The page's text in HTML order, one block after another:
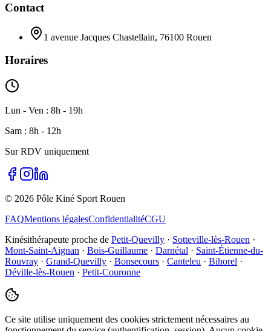
Contact
1 avenue Jacques Chastellain, 76100 Rouen
Horaires
Lun - Ven : 8h - 19h
Sam : 8h - 12h
Sur RDV uniquement
© 2026 Pôle Kiné Sport Rouen
FAQMentions légalesConfidentialitéCGU
Kinésithérapeute proche de Petit-Quevilly · Sotteville-lès-Rouen ·
Mont-Saint-Aignan · Bois-Guillaume · Darnétal · Saint-Étienne-du-
Rouvray · Grand-Quevilly · Bonsecours · Canteleu · Bihorel ·
Déville-lès-Rouen · Petit-Couronne
Ce site utilise uniquement des cookies strictement nécessaires au